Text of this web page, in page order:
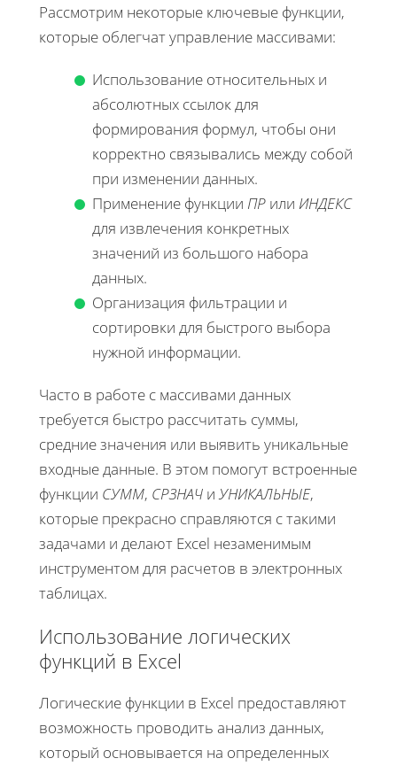
Рассмотрим некоторые ключевые функции,
которые облегчат управление массивами:
Использование относительных и
абсолютных ссылок для
формирования формул, чтобы они
корректно связывались между собой
при изменении данных.
Применение функции ПР или ИНДЕКС
для извлечения конкретных
значений из большого набора
данных.
Организация фильтрации и
сортировки для быстрого выбора
нужной информации.
Часто в работе с массивами данных
требуется быстро рассчитать суммы,
средние значения или выявить уникальные
входные данные. В этом помогут встроенные
функции СУММ, СРЗНАЧ иУНИКАЛЬНЫЕ,
которые прекрасно справляются с такими
задачами и делают Excel незаменимым
инструментом для расчетов в электронных
таблицах.
Использование логических
функций в Excel
Логические функции в Excel предоставляют
возможность проводить анализ данных,
который основывается на определенных